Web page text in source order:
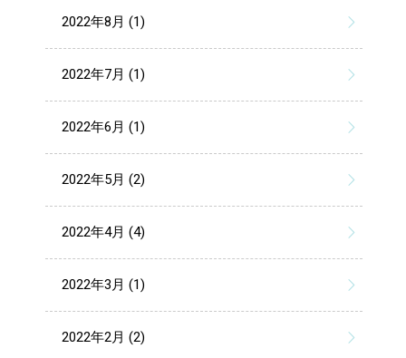
2022年8月 (1)
2022年7月 (1)
2022年6月 (1)
2022年5月 (2)
2022年4月 (4)
2022年3月 (1)
2022年2月 (2)